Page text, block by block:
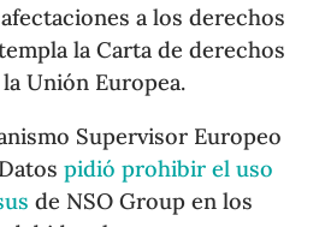
a los derechos
la Carta de derechos
Unión Europea.
Supervisor Europeo
pidió prohibir el uso
de NSO Group en los